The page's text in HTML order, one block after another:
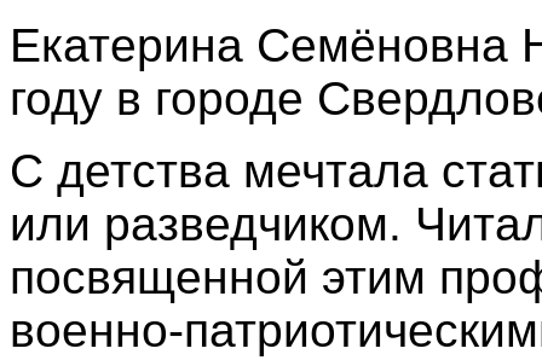
Екатерина Семёновна
году в городе
С детства мечтала
или разведчиком.
посвященной этим
военно-